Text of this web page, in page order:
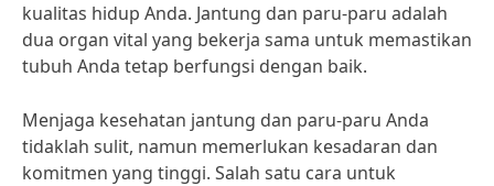
kualitas hidup Anda. Jantung dan paru-paru adalah
dua organ vital yang bekerja sama untuk memastikan
tubuh Anda tetap berfungsi dengan baik.
Menjaga kesehatan jantung dan paru-paru Anda
tidaklah sulit, namun memerlukan kesadaran dan
komitmen yang tinggi. Salah satu cara untuk